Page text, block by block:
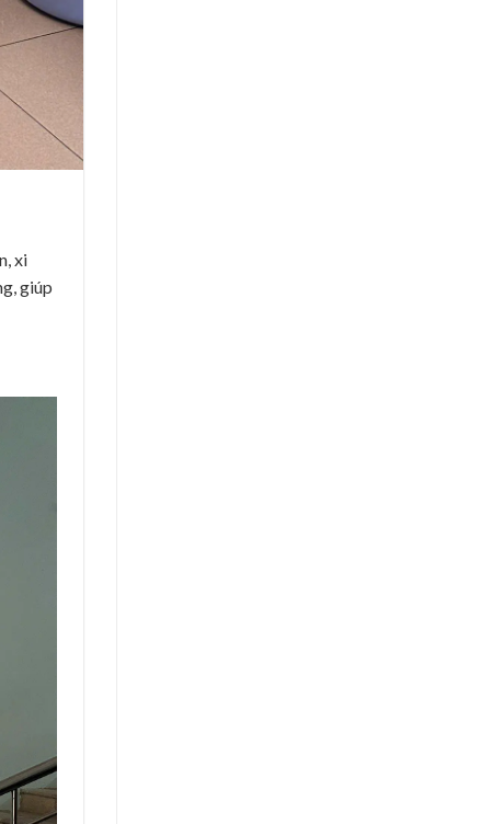
xi
giúp